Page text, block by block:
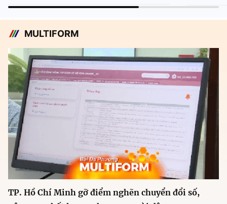
MULTIFORM
TP. Hồ Chí Minh gỡ điểm nghẽn chuyển đổi số,